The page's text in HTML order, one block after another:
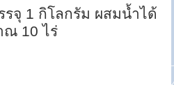
รจุ 1 กิโลกรัม ผสมน้ำได้
ณ 10 ไร่